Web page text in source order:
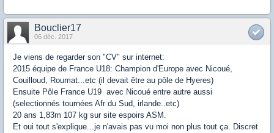
Bouclier17
06 déc. 2017
Je viens de regarder son "CV" sur internet:
2015 équipe de France U18: Champion d'Europe avec Nicoué,
Couilloud, Roumat...etc (il devait être au pôle de Hyeres)
Ensuite Pôle France U19 avec Nicoué entre autre aussi
(selectionnés tournées Afr du Sud, irlande..etc)
20 ans 1,83m 107 kg sur site espoirs ASM.
Et oui tout s'explique...je n'avais pas vu moi non plus tout ça. Discret